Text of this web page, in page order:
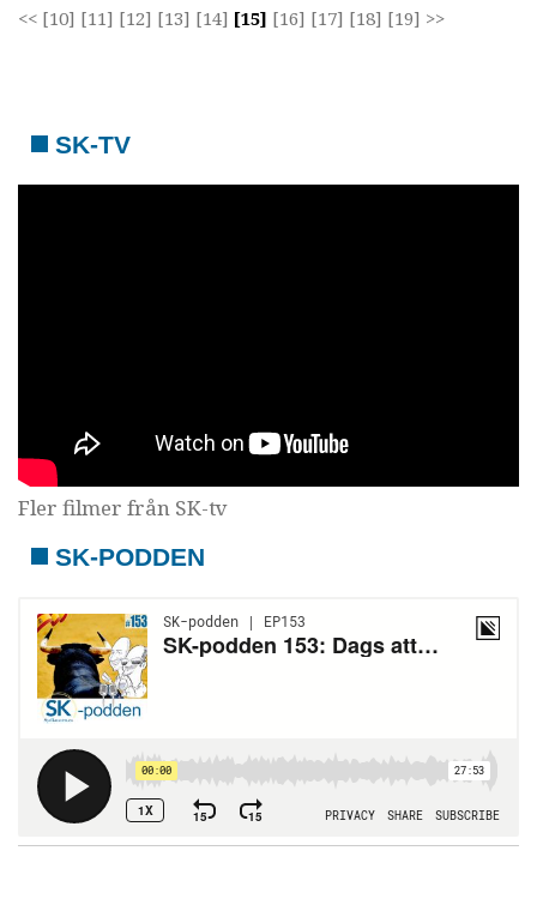
<< [10] [11] [12] [13] [14] [15] [16] [17] [18] [19] >>
SK-TV
Fler filmer från SK-tv
SK-PODDEN